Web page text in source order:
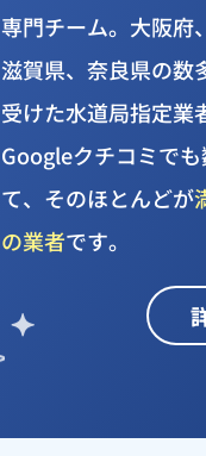
専門チーム。大阪府
滋賀県、奈良県の数
受けた水道局指定業
Googleクチコミで
て、そのほとんどが
の業者です。